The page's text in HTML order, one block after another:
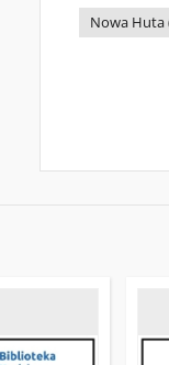
Nowa Huta